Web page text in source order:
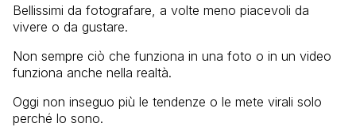
Bellissimi da fotografare, a volte meno piacevoli da
vivere o da gustare.
Non sempre ciò che funziona in una foto o in un video
funziona anche nella realtà.
Oggi non inseguo più le tendenze o le mete virali solo
perché lo sono.